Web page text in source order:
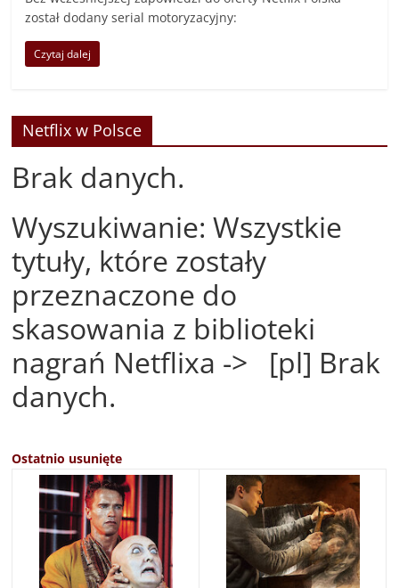
został dodany serial motoryzacyjny:
Czytaj dalej
Netflix w Polsce
Brak danych.
Wyszukiwanie: Wszystkie
tytuły, które zostały
przeznaczone do
skasowania z biblioteki
nagrań Netflixa -> [pl] Brak
danych.
Ostatnio usunięte